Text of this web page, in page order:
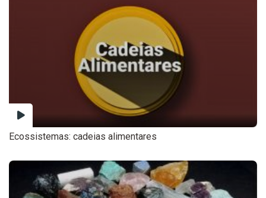
Ecossistemas: cadeias alimentares